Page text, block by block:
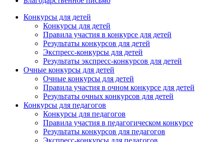
Конкурсы для детей
Конкурсы для детей
Правила участия в конкурсе для детей
Результаты конкурсов для детей
Экспресс-конкурсы для детей
Результаты экспресс-конкурсов для детей
Очные конкурсы для детей
Очные конкурсы для детей
Правила участия в очном конкурсе для детей
Результаты очных конкурсов для детей
Конкурсы для педагогов
Конкурсы для педагогов
Правила участия в педагогическом конкурсе
Результаты конкурсов для педагогов
Экспресс-конкурсы для педагогов